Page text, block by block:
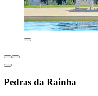
Pedras da Rainha